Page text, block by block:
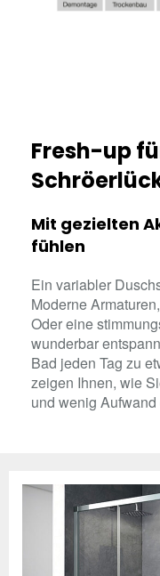
Fresh-up
Mit gezielten
fühlen
Ein variabler
Moderne
Oder eine
wunderbar
Bad jeden Tag zu
zeigen Ihnen, wie
und wenig